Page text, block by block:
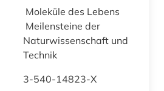
Moleküle des Lebens
Meilensteine der
Naturwissenschaft und
Technik
3-540-14823-X